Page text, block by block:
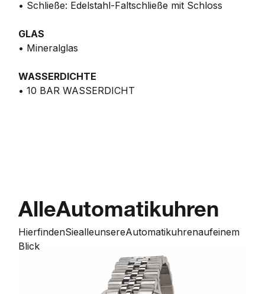
• Schließe: Edelstahl-Faltschließe mit Schloss
GLAS
• Mineralglas
WASSERDICHTE
• 10 BAR WASSERDICHT
AlleAutomatikuhren
HierfindenSiealleunsereAutomatikuhrenaufeinem
Blick